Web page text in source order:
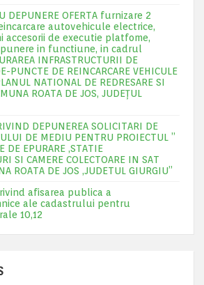
DEPUNERE OFERTA furnizare 2
autovehicule electrice,
accesorii de executie platfome,
in functiune, in cadrul
INFRASTRUCTURII DE
PUNCTE DE REINCARCARE VEHICULE
NATIONAL DE REDRESARE SI
ROATA DE JOS, JUDEŢUL
DEPUNEREA SOLICITARI DE
DE MEDIU PENTRU PROIECTUL ”
DE EPURARE ,STATIE
SI CAMERE COLECTOARE IN SAT
ROATA DE JOS ,JUDETUL GIURGIU”
afisarea publica a
ale cadastrului pentru
10,12